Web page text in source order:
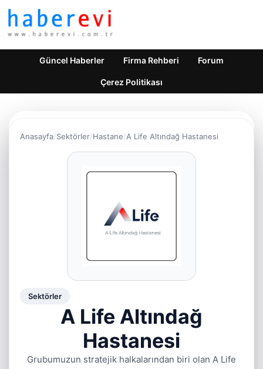
Güncel Haberler Firma Rehberi Forum
Çerez Politikası
Anasayfa Sektörler Hastane A Life Altındağ Hastanesi
Sektörler
A Life Altındağ
Hastanesi
Grubumuzun stratejik halkalarından biri olan A Life